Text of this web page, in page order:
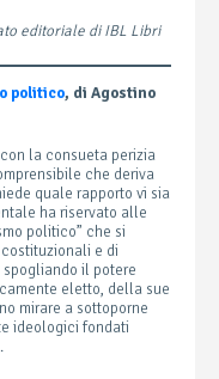
editoriale di IBL Libri
politico, di Agostino
la consueta perizia
che deriva
quale rapporto vi sia
ha riservato alle
politico” che si
e di
il potere
eletto, della sue
mirare a sottoporne
ideologici fondati